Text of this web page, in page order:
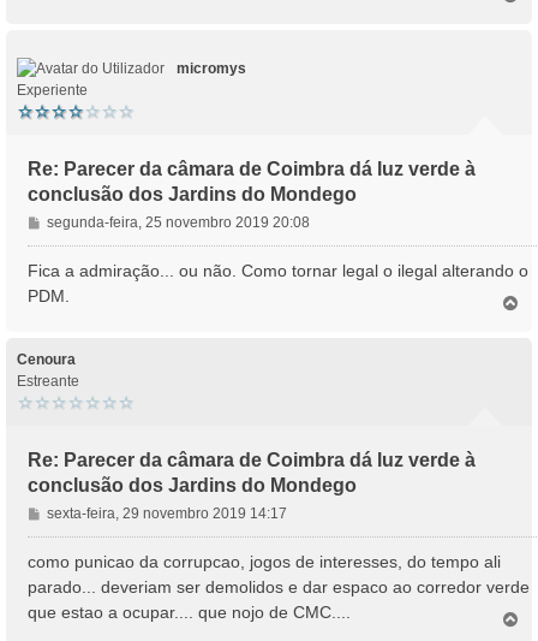
micromys
Experiente
Re: Parecer da câmara de Coimbra dá luz verde à
conclusão dos Jardins do Mondego
M
e
n
s
segunda-feira, 25 novembro 2019 20:08
Fica a admiração... ou não. Como tornar legal o ilegal alterando o
PDM.
Cenoura
Estreante
Re: Parecer da câmara de Coimbra dá luz verde à
conclusão dos Jardins do Mondego
M
e
n
g
sexta-feira, 29 novembro 2019 14:17
como punicao da corrupcao, jogos de interesses, do tempo ali
parado... deveriam ser demolidos e dar espaco ao corredor verde
que estao a ocupar.... que nojo de CMC....